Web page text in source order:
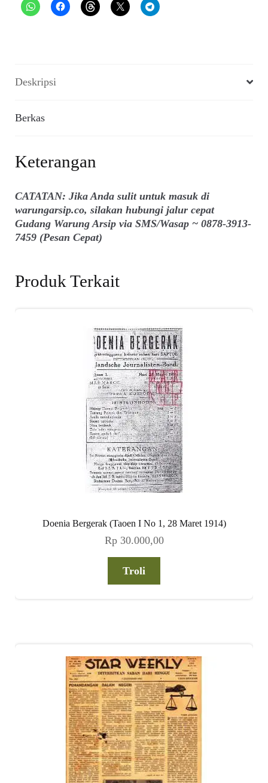
Deskripsi
Berkas
Keterangan
CATATAN: Jika Anda sulit untuk masuk di
warungarsip.co, silakan hubungi jalur cepat
Gudang Warung Arsip via SMS/Wasap ~ 0878-3913-
7459 (Pesan Cepat)
Produk Terkait
Doenia Bergerak (Taoen I No 1, 28 Maret 1914)
Rp30.000,00
Troli